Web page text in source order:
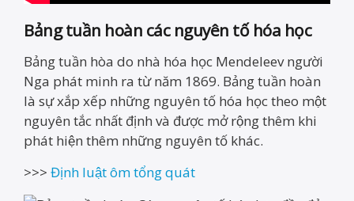
Bảng tuần hoàn các nguyên tố hóa học
Bảng tuần hòa do nhà hóa học Mendeleev người
Nga phát minh ra từ năm 1869. Bảng tuần hoàn
là sự xắp xếp những nguyên tố hóa học theo một
nguyên tắc nhất định và được mở rộng thêm khi
phát hiện thêm những nguyên tố khác.
>>> Định luật ôm tổng quát